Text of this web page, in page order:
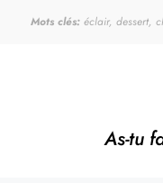
Mots clés: éclair, dessert,
As-tu